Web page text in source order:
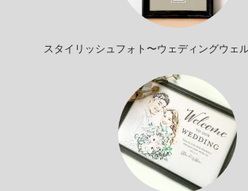
スタイリッシュフォト〜ウェディングウェ